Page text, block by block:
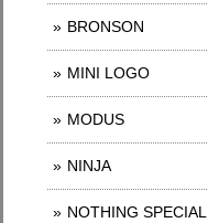
BRONSON
MINI LOGO
MODUS
NINJA
NOTHING SPECIAL